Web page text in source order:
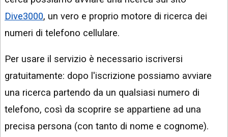
Dive3000, un vero e proprio motore di ricerca dei
numeri di telefono cellulare.
Per usare il servizio è necessario iscriversi
gratuitamente: dopo l'iscrizione possiamo avviare
una ricerca partendo da un qualsiasi numero di
telefono, così da scoprire se appartiene ad una
precisa persona (con tanto di nome e cognome).